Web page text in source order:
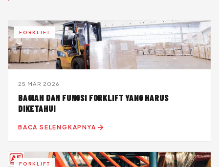
FORKLIFT
25 MAR 2026
BAGIAN DAN FUNGSI FORKLIFT YANG HARUS
DIKETAHUI
BACA SELENGKAPNYA
FORKLIFT